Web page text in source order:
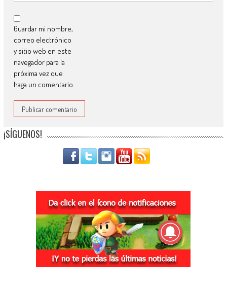
Guardar mi nombre,
correo electrónico
y sitio web en este
navegador para la
próxima vez que
haga un comentario.
¡SÍGUENOS!